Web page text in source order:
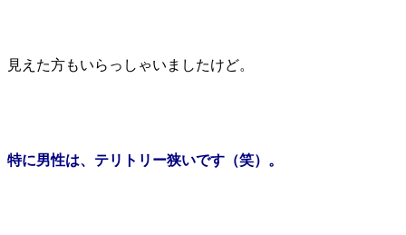
見えた方もいらっしゃいましたけど。
特に男性は、テリトリー狭いです（笑）。